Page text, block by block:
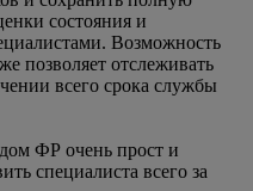
состояния и
Возможность
позволяет отслеживать
всего срока службы
ФР очень прост и
специалиста всего за